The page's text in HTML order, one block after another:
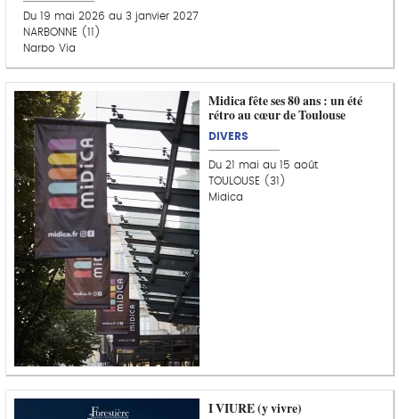
Du 19 mai 2026 au 3 janvier 2027
NARBONNE (11)
Narbo Via
Midica fête ses 80 ans : un été
rétro au cœur de Toulouse
DIVERS
Du 21 mai au 15 août
TOULOUSE (31)
Midica
I VIURE (y vivre)